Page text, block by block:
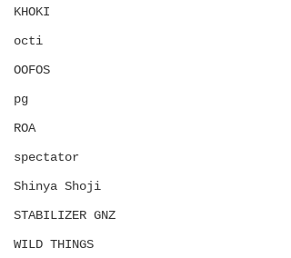
KHOKI
octi
OOFOS
pg
ROA
spectator
Shinya Shoji
STABILIZER GNZ
WILD THINGS